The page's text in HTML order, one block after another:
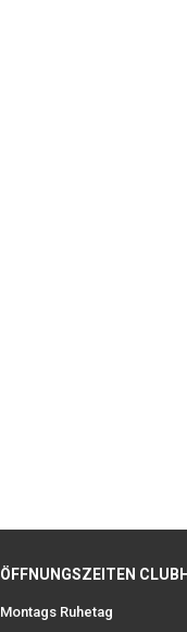
ÖFFNUNGSZEITEN
Montags Ruhetag